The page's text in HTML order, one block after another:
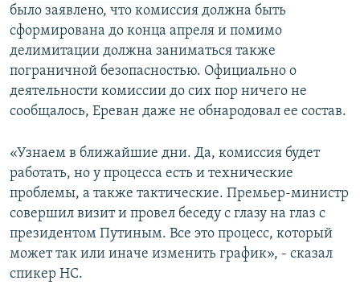
было заявлено, что комиссия должна быть
сформирована до конца апреля и помимо
делимитации должна заниматься также
пограничной безопасностью. Официально о
деятельности комиссии до сих пор ничего не
сообщалось, Ереван даже не обнародовал ее состав.
«Узнаем в ближайшие дни. Да, комиссия будет
работать, но у процесса есть и технические
проблемы, а также тактические. Премьер-министр
совершил визит и провел беседу с глазу на глаз с
президентом Путиным. Все это процесс, который
может так или иначе изменить график», - сказал
спикер НС.